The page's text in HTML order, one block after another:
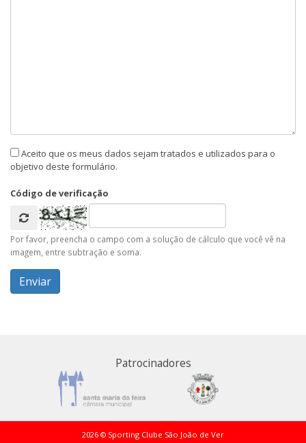
Aceito que os meus dados sejam tratados e utilizados para o
objetivo deste formulário.
Código de verificação
Por favor, preencha o campo com a solução de cálculo que você vê na
imagem, entre subtração e soma.
Patrocinadores
2026 © Sporting Clube São João de Ver